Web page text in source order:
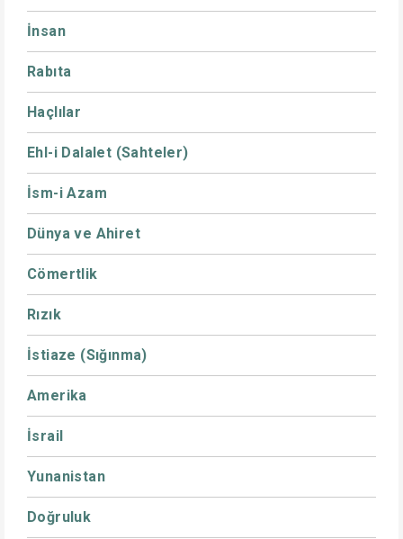
İnsan
Rabıta
Haçlılar
Ehl-i Dalalet (Sahteler)
İsm-i Azam
Dünya ve Ahiret
Cömertlik
Rızık
İstiaze (Sığınma)
Amerika
İsrail
Yunanistan
Doğruluk